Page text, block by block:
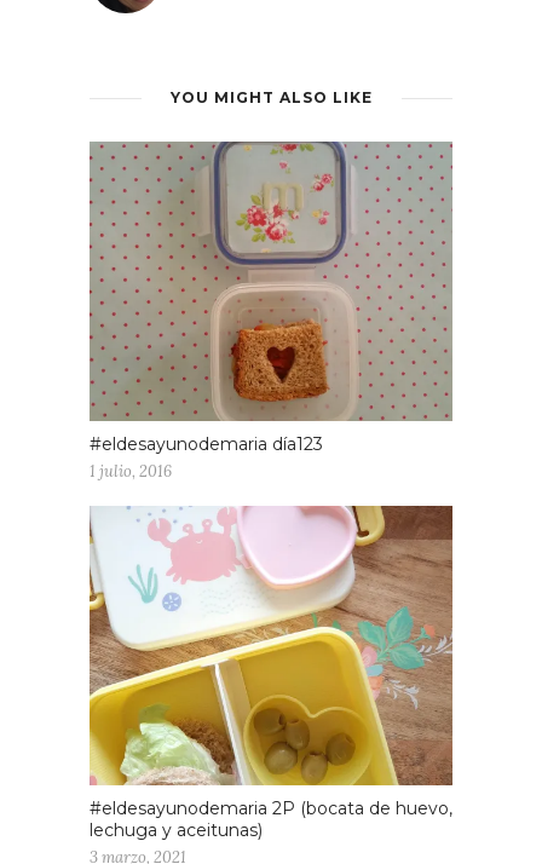
YOU MIGHT ALSO LIKE
#eldesayunodemaria día123
1 julio, 2016
#eldesayunodemaria 2P (bocata de huevo,
lechuga y aceitunas)
3 marzo, 2021